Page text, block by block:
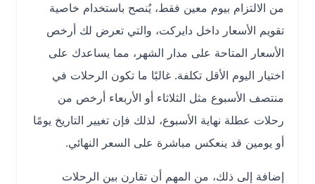
من الالتزام بيوم معين فقط، يُنصح باستخدام خاصية
تقويم الأسعار داخل دايركت، والتي تعرض لك أرخص
الأسعار المتاحة على مدار الشهر، مما يساعدك على
اختيار اليوم الأقل تكلفة. غالبًا ما تكون الرحلات في
منتصف الأسبوع مثل الثلاثاء أو الأربعاء أرخص من
رحلات عطلة نهاية الأسبوع، لذلك فإن تغيير التاريخ يومًا
أو يومين قد ينعكس مباشرة على السعر النهائي.
إضافة إلى ذلك، من المهم أن تقارن بين الرحلات